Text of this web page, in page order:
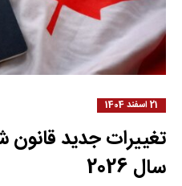
21 اسفند 1404
تغییرات جدید قانون
سال 2026